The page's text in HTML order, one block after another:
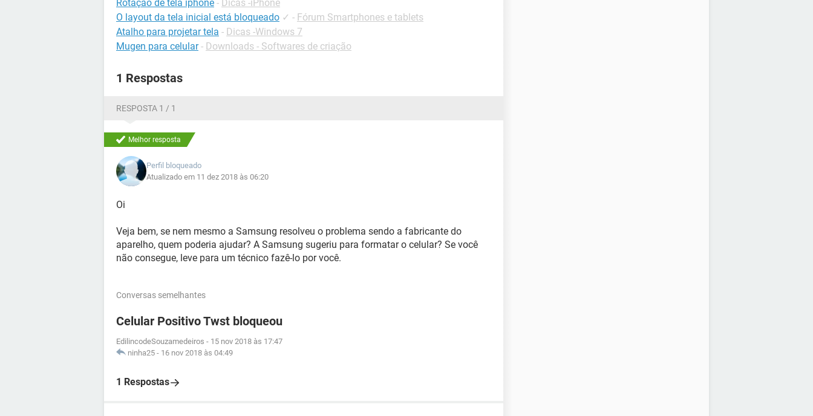
Rotação de tela iphone - Dicas -iPhone
O layout da tela inicial está bloqueado ✓ - Fórum Smartphones e tablets
Atalho para projetar tela - Dicas -Windows 7
Mugen para celular - Downloads - Softwares de criação
1 Respostas
RESPOSTA 1 / 1
Melhor resposta
Perfil bloqueado
Atualizado em 11 dez 2018 às 06:20
Oi
Veja bem, se nem mesmo a Samsung resolveu o problema sendo a fabricante do
aparelho, quem poderia ajudar? A Samsung sugeriu para formatar o celular? Se você
não consegue, leve para um técnico fazê-lo por você.
Conversas semelhantes
Celular Positivo Twst bloqueou
EdilincodeSouzamedeiros - 15 nov 2018 às 17:47
ninha25 - 16 nov 2018 às 04:49
1 Respostas